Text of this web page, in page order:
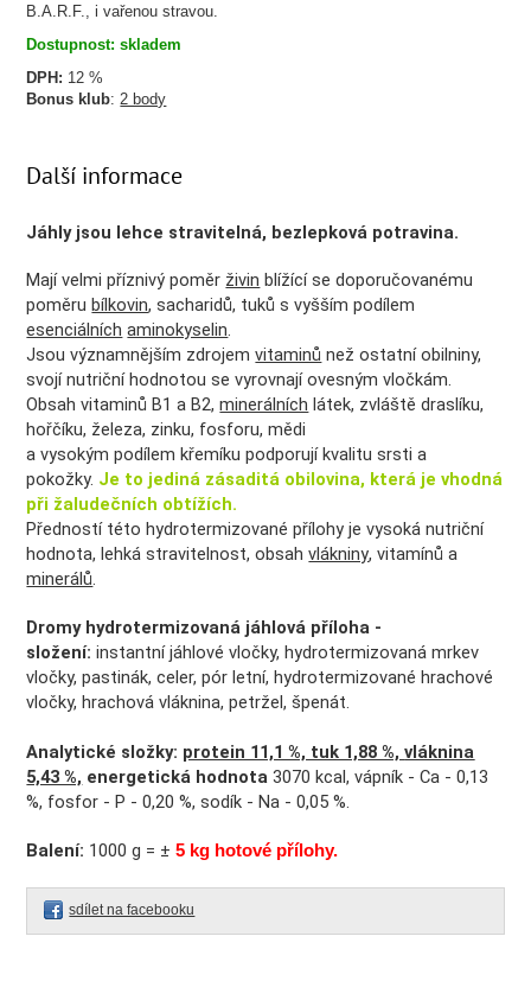
B.A.R.F., i vařenou stravou.
Dostupnost: skladem
DPH: 12 %
Bonus klub:2 body
Další informace
Jáhly jsou lehce stravitelná, bezlepková potravina.
Mají velmi příznivý poměr živin blížící se doporučovanému
poměrubílkovin, sacharidů, tuků s vyšším podílem
esenciálních aminokyselin.
Jsou významnějším zdrojemvitaminů než ostatní obilniny,
svojí nutriční hodnotou se vyrovnají ovesným vločkám.
Obsah vitaminů B1 a B2,minerálních látek, zvláště draslíku,
hořčíku, železa, zinku, fosforu, mědi
a vysokým podílem křemíku podporují kvalitu srsti a
pokožky. Je to jediná zásaditá obilovina, která je vhodná
při žaludečních obtížích.
Předností této hydrotermizované přílohy je vysoká nutriční
hodnota, lehká stravitelnost, obsahvlákniny, vitamínů a
minerálů.
Dromy hydrotermizovaná jáhlová příloha -
složení:instantní jáhlové vločky, hydrotermizovaná mrkev
vločky, pastinák, celer, pór letní, hydrotermizované hrachové
vločky, hrachová vláknina, petržel, špenát.
Analytické složky: protein 11,1 %, tuk 1,88 %,vláknina
5,43 %, energetická hodnota3070 kcal, vápník - Ca - 0,13
%, fosfor - P - 0,20 %, sodík - Na - 0,05 %.
Balení: 1000 g = ±5 kg hotové přílohy.
sdílet na facebooku